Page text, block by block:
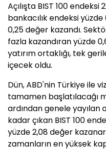
Açılışta BIST 100
bankacılık endeksi
0,25 değer kazandı.
fazla kazandıran yüzde
yatırım ortaklığı, tek
içecek oldu.
Dün, ABD'nin Türkiye ile
tamamen başlatılacağı
ardından genele yayılan
kadar çıkan BIST 100
yüzde 2,08 değer
zamanların en yüksek